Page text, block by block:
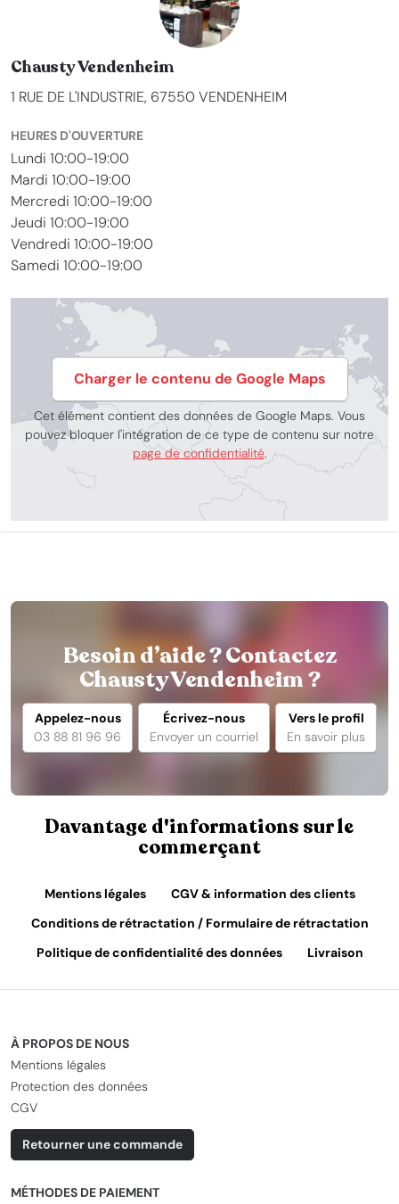
Chausty Vendenheim
1 RUE DE L'INDUSTRIE, 67550 VENDENHEIM
HEURES D'OUVERTURE
Lundi 10:00-19:00
Mardi 10:00-19:00
Mercredi 10:00-19:00
Jeudi 10:00-19:00
Vendredi 10:00-19:00
Samedi 10:00-19:00
Charger le contenu de Google Maps
Cet élément contient des données de Google Maps. Vous
pouvez bloquer l'intégration de ce type de contenu sur notre
page de confidentialité.
Besoin d’aide ? Contactez
Chausty Vendenheim ?
Appelez-nous
03 88 81 96 96
Écrivez-nous
Envoyer un courriel
Vers le profil
En savoir plus
Davantage d'informations sur le
commerçant
Mentions légales
CGV & information des clients
Conditions de rétractation / Formulaire de rétractation
Politique de confidentialité des données
Livraison
À PROPOS DE NOUS
Mentions légales
Protection des données
CGV
Retourner une commande
MÉTHODES DE PAIEMENT